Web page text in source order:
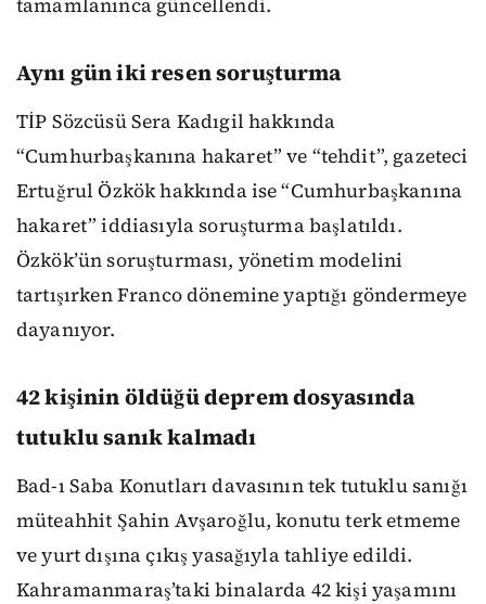
tamamlanınca güncellendi.
Aynı gün iki resen soruşturma
TİP Sözcüsü Sera Kadıgil hakkında
“Cumhurbaşkanına hakaret” ve “tehdit”, gazeteci
Ertuğrul Özkök hakkında ise “Cumhurbaşkanına
hakaret” iddiasıyla soruşturma başlatıldı.
Özkök’ün soruşturması, yönetim modelini
tartışırken Franco dönemine yaptığı göndermeye
dayanıyor.
42 kişinin öldüğü deprem dosyasında
tutuklu sanık kalmadı
Bad-ı Saba Konutları davasının tek tutuklu sanığı
müteahhit Şahin Avşaroğlu, konutu terk etmeme
ve yurt dışına çıkış yasağıyla tahliye edildi.
Kahramanmaraş’taki binalarda 42 kişi yaşamını